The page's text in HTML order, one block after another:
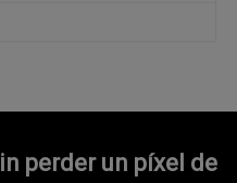
perder un píxel de